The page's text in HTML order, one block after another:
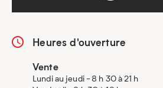
Heures d'ouverture
Vente
Lundi au jeudi - 8 h 30 à 21 h